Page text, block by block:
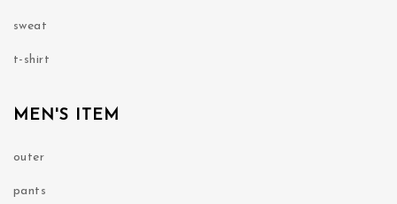
sweat
t-shirt
MEN'S ITEM
outer
pants